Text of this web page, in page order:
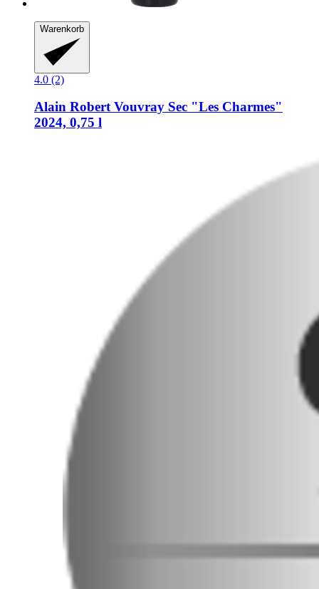
Warenkorb
4.0 (2)
Alain RobertVouvray Sec "Les Charmes"
2024, 0,75 l